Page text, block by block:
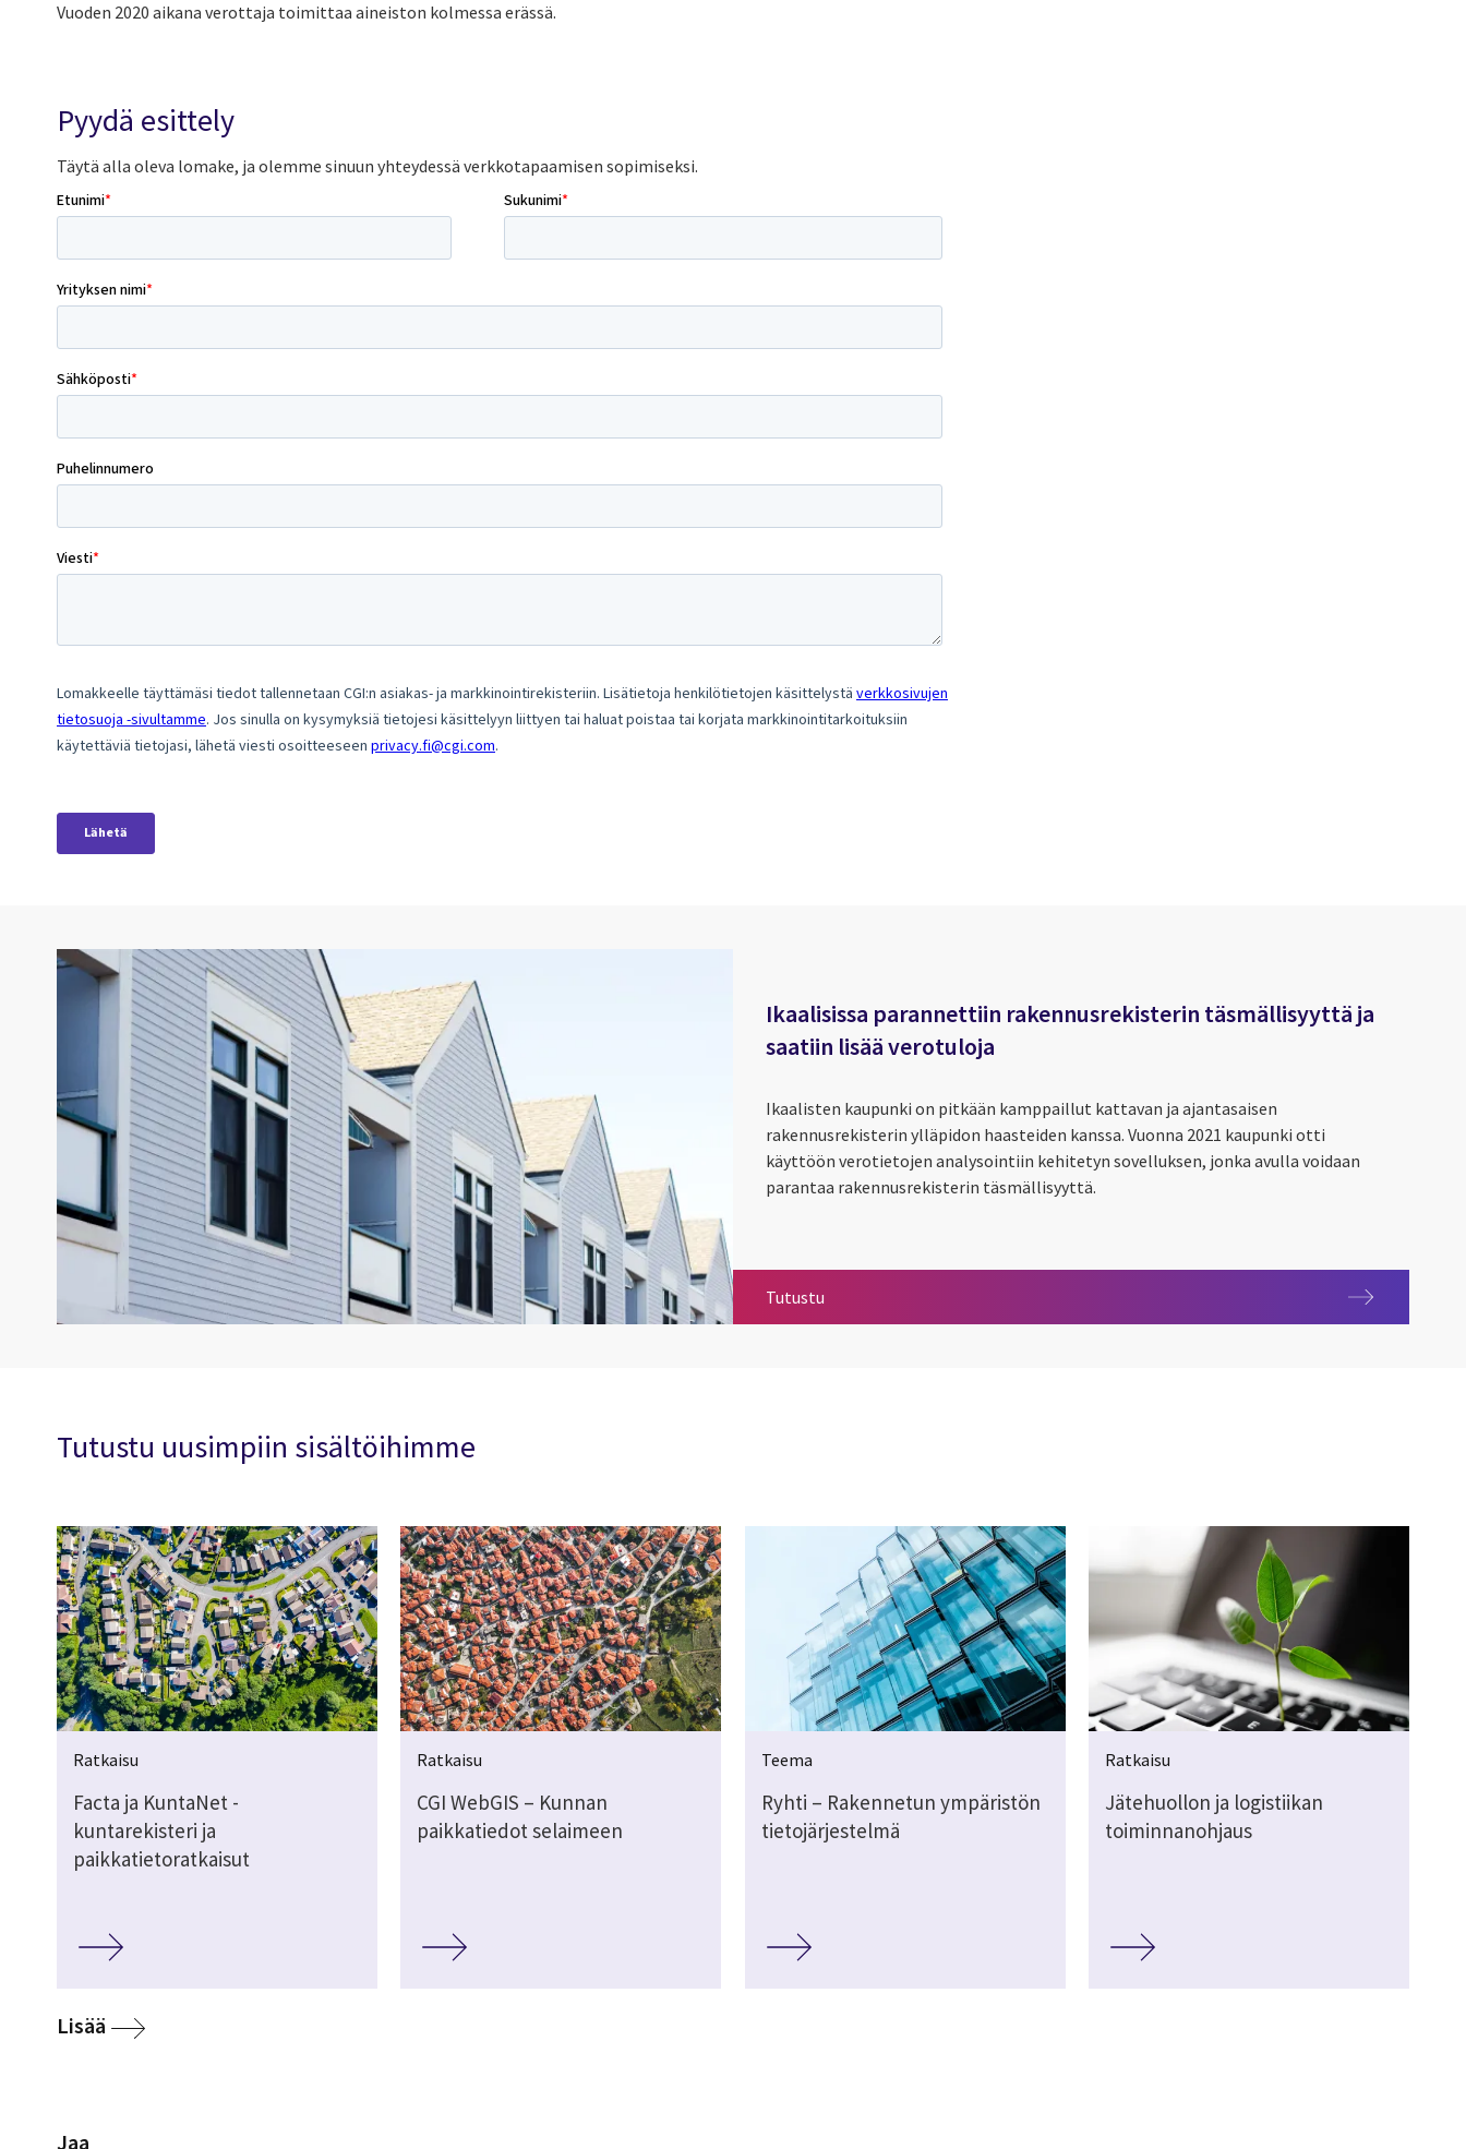
Vuoden 2020 aikana verottaja toimittaa aineiston kolmessa erässä.
Pyydä esittely
Täytä alla oleva lomake, ja olemme sinuun yhteydessä verkkotapaamisen sopimiseksi.
Ikaalisissa parannettiin rakennusrekisterin täsmällisyyttä ja
saatiin lisää verotuloja
Ikaalisten kaupunki on pitkään kamppaillut kattavan ja ajantasaisen
rakennusrekisterin ylläpidon haasteiden kanssa. Vuonna 2021 kaupunki otti
käyttöön verotietojen analysointiin kehitetyn sovelluksen, jonka avulla voidaan
parantaa rakennusrekisterin täsmällisyyttä.
Tutustu Ikaalisissa parannettiin rakennusrekisterin täsmällisyyttä ja saatiin lisää verotuloja
Tutustu uusimpiin sisältöihimme
Ratkaisu
Facta ja KuntaNet -
kuntarekisteri ja
paikkatietoratkaisut
Ratkaisu
CGI WebGIS – Kunnan
paikkatiedot selaimeen
Teema
Ryhti – Rakennetun ympäristön
tietojärjestelmä
Ratkaisu
Jätehuollon ja logistiikan
toiminnanohjaus
Lisää
Jaa